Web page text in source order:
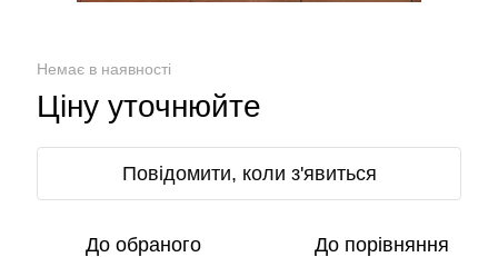
Немає в наявності
Ціну уточнюйте
Повідомити, коли з'явиться
До обраного До порівняння